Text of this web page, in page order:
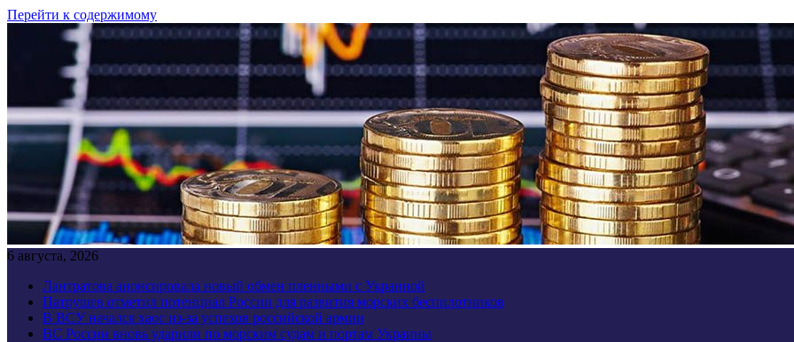
Перейти к содержимому
6 августа, 2026
Лантратова анонсировала новый обмен пленными с Украиной
Патрушев отметил потенциал России для развития морских беспилотников
В ВСУ начался хаос из-за успехов российской армии
ВС России вновь ударили по морским судам и портам Украины